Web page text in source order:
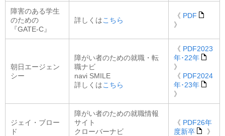
障害のある学生
のための
『GATE-C』
詳しくはこちら
《 PDF
》
朝日エージェン
シー
障がい者のための就職・転
職ナビ
navi SMILE
詳しくはこちら
《 PDF2023
年･22年
》
《 PDF2024
年･23年
》
ジェイ・ブロー
ド
障がい者のための就職情報
サイト
クローバーナビ
《 PDF26年
度新卒
》